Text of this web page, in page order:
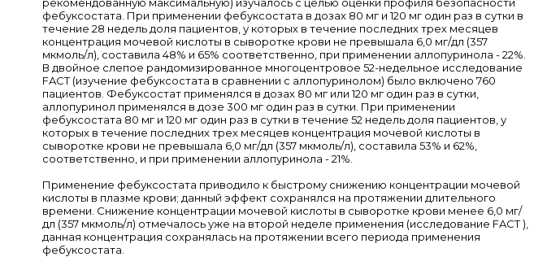
рекомендованную максимальную) изучалось с целью оценки профиля безопасности
фебуксостата. При применении фебуксостата в дозах 80 мг и 120 мг один раз в сутки в
течение 28 недель доля пациентов, у которых в течение последних трех месяцев
концентрация мочевой кислоты в сыворотке крови не превышала 6,0 мг/дл (357
мкмоль/л), составила 48% и 65% соответственно, при применении аллопуринола - 22%.
В двойное слепое рандомизированное многоцентровое 52-недельное исследование
FACT (изучение фебуксостата в сравнении с аллопуринолом) было включено 760
пациентов. Фебуксостат применялся в дозах 80 мг или 120 мг один раз в сутки,
аллопуринол применялся в дозе 300 мг один раз в сутки. При применении
фебуксостата 80 мг и 120 мг один раз в сутки в течение 52 недель доля пациентов, у
которых в течение последних трех месяцев концентрация мочевой кислоты в
сыворотке крови не превышала 6,0 мг/дл (357 мкмоль/л), составила 53% и 62%,
соответственно, и при применении аллопуринола - 21%.
Применение фебуксостата приводило к быстрому снижению концентрации мочевой
кислоты в плазме крови; данный эффект сохранялся на протяжении длительного
времени. Снижение концентрации мочевой кислоты в сыворотке крови менее 6,0 мг/
дл (357 мкмоль/л) отмечалось уже на второй неделе применения (исследование FACT ),
данная концентрация сохранялась на протяжении всего периода применения
фебуксостата.